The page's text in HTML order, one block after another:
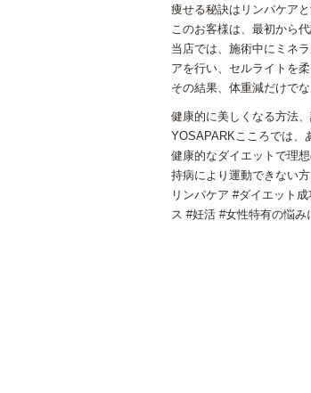
痩せる秘訣はリンパケアと
このお客様は、最初から
当店では、施術中にミネ
アを行い、セルライトを
その結果、体重減だけで
健康的に美しくなる方法
YOSAPARKこころでは、
健康的なダイエットで理
持病により運動できない
リンパケア #ダイエット
ス #妊活 #女性特有の悩み